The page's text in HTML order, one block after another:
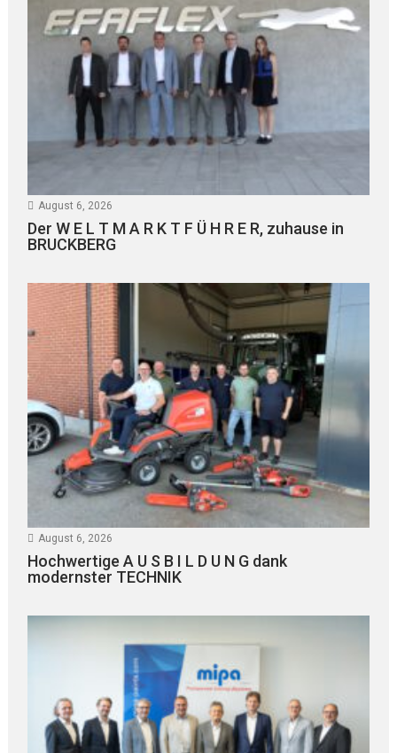
August 6, 2026
Der W E L T M A R K T F Ü H R E R, zuhause in
BRUCKBERG
August 6, 2026
Hochwertige A U S B I L D U N G dank
modernster TECHNIK